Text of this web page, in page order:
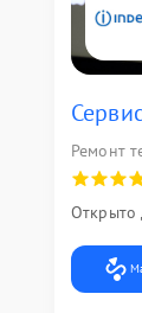
Ремонт
Открыто